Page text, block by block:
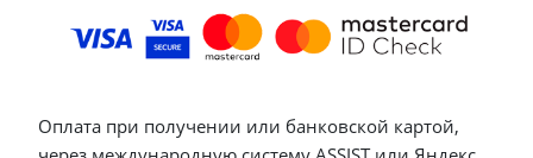
Оплата при получении или банковской картой,